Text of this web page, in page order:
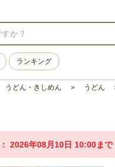
ランキング
うどん・きしめん うどん
2026年08月10日 10:00まで